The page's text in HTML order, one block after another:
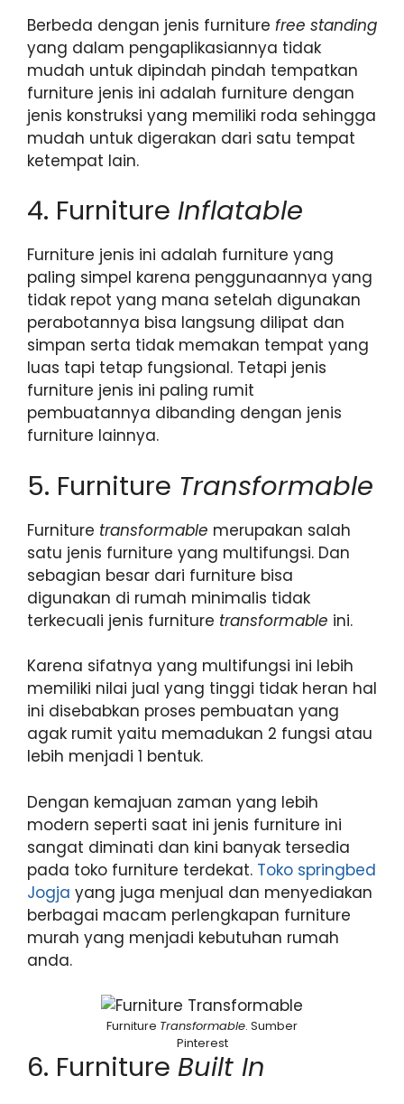
Berbeda dengan jenis furniture free standing
yang dalam pengaplikasiannya tidak
mudah untuk dipindah pindah tempatkan
furniture jenis ini adalah furniture dengan
jenis konstruksi yang memiliki roda sehingga
mudah untuk digerakan dari satu tempat
ketempat lain.
4. Furniture Inflatable
Furniture jenis ini adalah furniture yang
paling simpel karena penggunaannya yang
tidak repot yang mana setelah digunakan
perabotannya bisa langsung dilipat dan
simpan serta tidak memakan tempat yang
luas tapi tetap fungsional. Tetapi jenis
furniture jenis ini paling rumit
pembuatannya dibanding dengan jenis
furniture lainnya.
5. Furniture Transformable
Furniture transformable merupakan salah
satu jenis furniture yang multifungsi. Dan
sebagian besar dari furniture bisa
digunakan di rumah minimalis tidak
terkecuali jenis furniture transformable ini.
Karena sifatnya yang multifungsi ini lebih
memiliki nilai jual yang tinggi tidak heran hal
ini disebabkan proses pembuatan yang
agak rumit yaitu memadukan 2 fungsi atau
lebih menjadi 1 bentuk.
Dengan kemajuan zaman yang lebih
modern seperti saat ini jenis furniture ini
sangat diminati dan kini banyak tersedia
pada toko furniture terdekat. Toko springbed
Jogja yang juga menjual dan menyediakan
berbagai macam perlengkapan furniture
murah yang menjadi kebutuhan rumah
anda.
Furniture Transformable. Sumber
Pinterest
6. Furniture Built In